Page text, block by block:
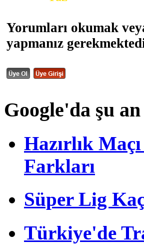
Yorumları okumak
yapmanız
Google'da şu
Hazırlık
Farkları
Süper Lig
Türkiye'de